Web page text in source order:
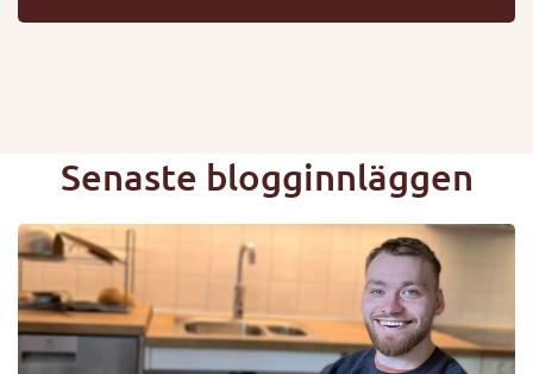
Senaste blogginnläggen